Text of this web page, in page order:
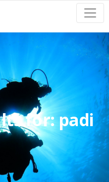
for:padi